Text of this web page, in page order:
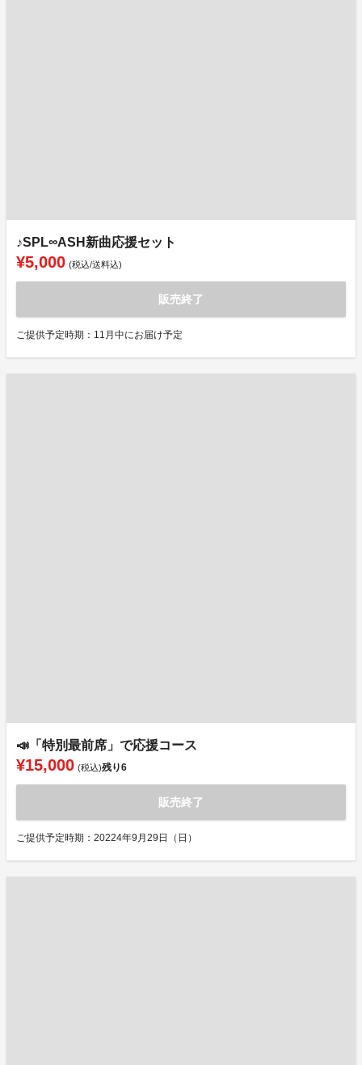
♪SPL∞ASH新曲応援セット
¥5,000 (税込/送料込)
販売終了
ご提供予定時期：11月中にお届け予定
📣「特別最前席」で応援コース
¥15,000 (税込)残り6
販売終了
ご提供予定時期：20224年9月29日（日）